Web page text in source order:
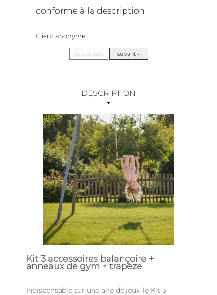
conforme à la description
Client anonyme
DESCRIPTION
Kit 3 accessoires balançoire +
anneaux de gym + trapèze
Indispensable sur une aire de jeux, le Kit 3